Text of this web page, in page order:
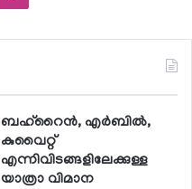
ബഹ്റൈന്‍, എര്‍ബില്‍,
കുവൈറ്റ്
എന്നിവിടങ്ങളിലേക്കുള്ള
യാത്രാ വിമാന